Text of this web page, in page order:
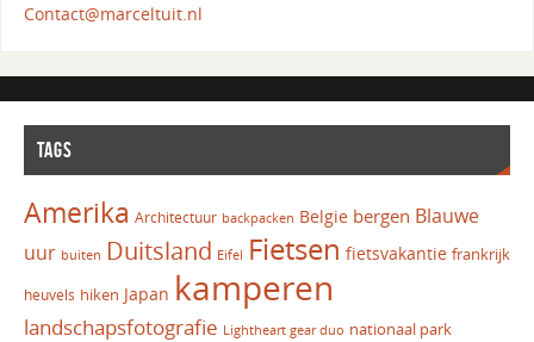
Contact@marceltuit.nl
TAGS
Amerika Architectuur backpacken Belgie bergen Blauwe
uur buiten Duitsland Eifel Fietsen fietsvakantie frankrijk
heuvels hiken Japan kamperen
landschapsfotografie Lightheart gear duo nationaal park